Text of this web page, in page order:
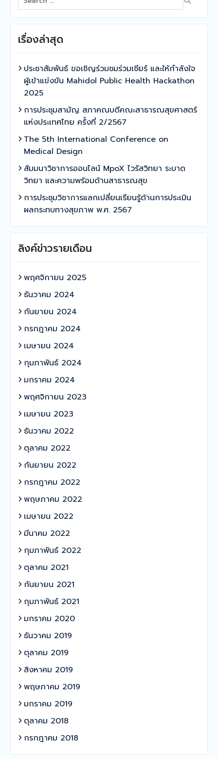
for:
เรื่องล่าสุด
ประชาสัมพันธ์ ขอเชิญร่วมชมร่วมเชียร์ และให้กำลังใจ
ผู้เข้าแข่งขัน Mahidol Public Health Hackathon
2025
การประชุมสามัญ สภาคณบดีคณะสาธารณสุขศาสตร์
แห่งประเทศไทย ครั้งที่ 2/2567
The 5th International Conference on
Medical Design
สัมมนาวิชาการออนไลน์ MpoX ไวรัสวิทยา ระบาด
วิทยา และความพร้อมด้านสาธารณสุข
การประชุมวิชาการแลกเปลี่ยนเรียนรู้ด้านการประเมิน
ผลกระทบทางสุขภาพ พ.ศ. 2567
ลิงค์ข่าวรายเดือน
พฤศจิกายน 2025
ธันวาคม 2024
กันยายน 2024
กรกฎาคม 2024
เมษายน 2024
กุมภาพันธ์ 2024
มกราคม 2024
พฤศจิกายน 2023
เมษายน 2023
ธันวาคม 2022
ตุลาคม 2022
กันยายน 2022
กรกฎาคม 2022
พฤษภาคม 2022
เมษายน 2022
มีนาคม 2022
กุมภาพันธ์ 2022
ตุลาคม 2021
กันยายน 2021
กุมภาพันธ์ 2021
มกราคม 2020
ธันวาคม 2019
ตุลาคม 2019
สิงหาคม 2019
พฤษภาคม 2019
มกราคม 2019
ตุลาคม 2018
กรกฎาคม 2018